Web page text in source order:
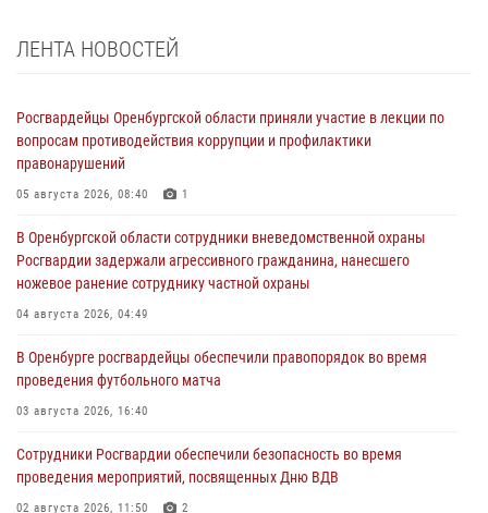
ЛЕНТА НОВОСТЕЙ
Росгвардейцы Оренбургской области приняли участие в лекции по
вопросам противодействия коррупции и профилактики
правонарушений
05 августа 2026, 08:40 1
В Оренбургской области сотрудники вневедомственной охраны
Росгвардии задержали агрессивного гражданина, нанесшего
ножевое ранение сотруднику частной охраны
04 августа 2026, 04:49
В Оренбурге росгвардейцы обеспечили правопорядок во время
проведения футбольного матча
03 августа 2026, 16:40
Сотрудники Росгвардии обеспечили безопасность во время
проведения мероприятий, посвященных Дню ВДВ
02 августа 2026, 11:50 2